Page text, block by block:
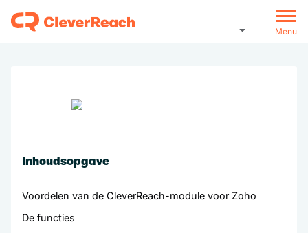
Menu
Inhoudsopgave
Voordelen van de CleverReach-module voor Zoho
De functies